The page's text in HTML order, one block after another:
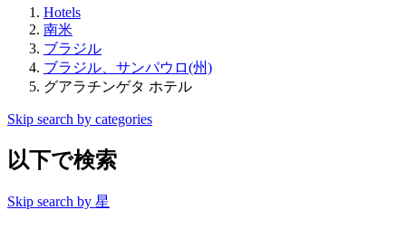
Hotels
南米
ブラジル
ブラジル、サンパウロ(州)
グアラチンゲタ ホテル
Skip search by categories
以下で検索
Skip search by 星